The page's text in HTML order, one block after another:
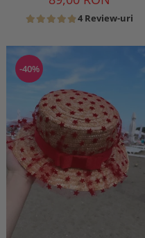
4 Review-uri
-40%